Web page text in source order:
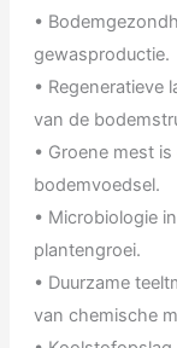
•
gewasproductie.
• Regeneratieve
van de
• Groene mest
bodemvoedsel.
• Microbiologie
plantengroei.
• Duurzame
van chemische